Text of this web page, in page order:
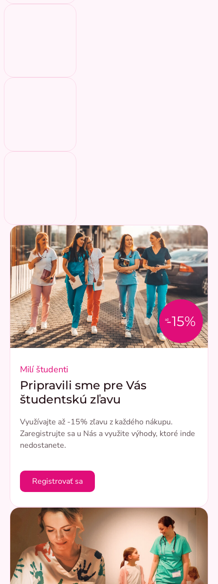
až-15%
Milí študenti
Pripravili sme pre Vás
študentskú zľavu
Využívajte až -15% zľavu z každého nákupu.
Zaregistrujte sa u Nás a využite výhody, ktoré inde
nedostanete.
Registrovať sa